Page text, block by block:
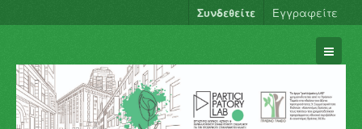
Συνδεθείτε Εγγραφείτε